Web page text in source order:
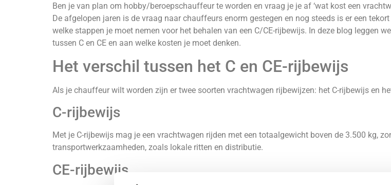
Ben je van plan om hobby/beroepschauffeur te worden en vraag je je af ‘wat kost een
De afgelopen jaren is de vraag naar chauffeurs enorm gestegen en nog steeds is er een
welke stappen je moet nemen voor het behalen van een C/CE-rijbewijs. In deze blog leggen
tussen C en CE en aan welke kosten je moet denken.
Het verschil tussen het C en CE-rijbewijs
Als je chauffeur wilt worden zijn er twee soorten vrachtwagen rijbewijzen: het C-rijbewijs en
C-rijbewijs
Met je C-rijbewijs mag je een vrachtwagen rijden met een totaalgewicht boven de 3.500 kg,
transportwerkzaamheden, zoals lokale ritten en distributie.
CE-rijbewijs